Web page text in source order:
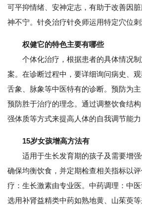
可平抑情绪、安神定志，有助于改善因
神不宁。针灸治疗针灸师运用特定穴位刺
权健它的特色主要有哪些
个体化治疗，根据患者的具体情况制
案。在诊断过程中，要详细询问病史、
舌象、脉象等中医特有的诊断。预防为
预防胜于治疗的理念。通过调整饮食结
强体质等方式来提高人体的自我调节能力
15岁女孩增高方法有
适用于生长发育期的孩子及需要增强
确保均衡饮食，并定期检查相关指标以
疗：生长激素由专业医。中药调理：中
选用补肾益精类中药如熟地黄、山茱萸